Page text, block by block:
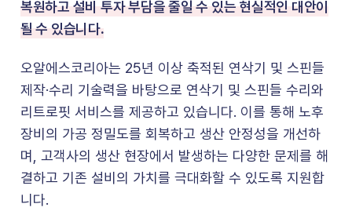
복원하고 설비 투자 부담을 줄일 수 있는 현실적인 대안이
될 수 있습니다.
오알에스코리아는 25년 이상 축적된 연삭기 및 스핀들
제작·수리 기술력을 바탕으로 연삭기 및 스핀들 수리와
리트로핏 서비스를 제공하고 있습니다. 이를 통해 노후
장비의 가공 정밀도를 회복하고 생산 안정성을 개선하
며, 고객사의 생산 현장에서 발생하는 다양한 문제를 해
결하고 기존 설비의 가치를 극대화할 수 있도록 지원합
니다.